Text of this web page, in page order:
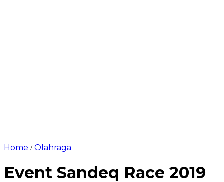
Home /Olahraga
Event Sandeq Race 2019